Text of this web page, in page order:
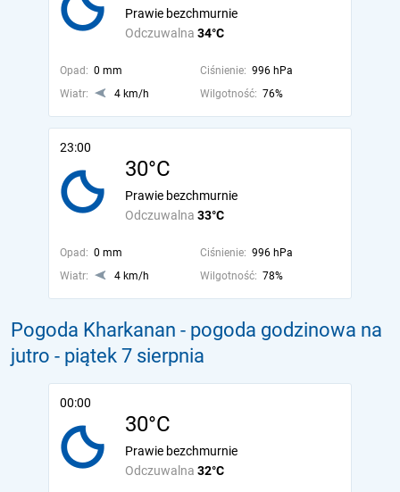
Odczuwalna 34°C
Prawie bezchmurnie
Opad: 0 mm Ciśnienie: 996 hPa
Wiatr:
4 km/h Wilgotność: 76%
23:00
30°C
Odczuwalna 33°C
Prawie bezchmurnie
Opad: 0 mm Ciśnienie: 996 hPa
Wiatr:
4 km/h Wilgotność: 78%
Pogoda Kharkanan - pogoda godzinowa na
jutro - piątek 7 sierpnia
00:00
30°C
Odczuwalna 32°C
Prawie bezchmurnie